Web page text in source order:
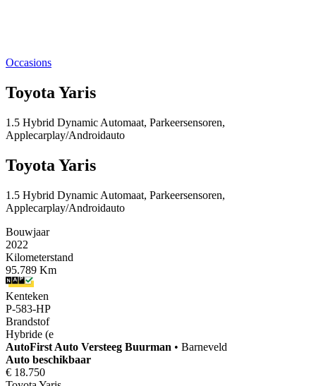
Occasions
Toyota Yaris
1.5 Hybrid Dynamic Automaat, Parkeersensoren,
Applecarplay/Androidauto
Toyota Yaris
1.5 Hybrid Dynamic Automaat, Parkeersensoren,
Applecarplay/Androidauto
Bouwjaar
2022
Kilometerstand
95.789 Km
Kenteken
P-583-HP
Brandstof
Hybride (e
AutoFirst Auto Versteeg Buurman • Barneveld
Auto beschikbaar
€ 18.750